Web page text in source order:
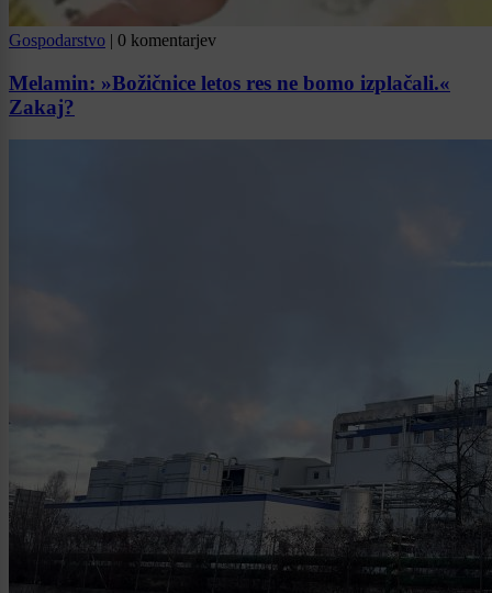
Gospodarstvo | 0 komentarjev
Melamin: »Božičnice letos res ne bomo izplačali.«
Zakaj?